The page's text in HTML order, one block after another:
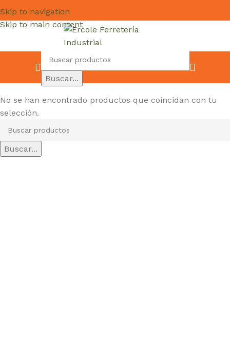
Skip to navigation
Skip to main content
Buscar...
No se han encontrado productos que coincidan con tu
selección.
Buscar...